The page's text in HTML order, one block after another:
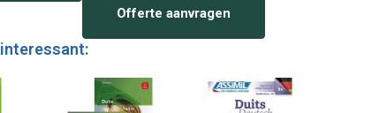
Offerte aanvragen